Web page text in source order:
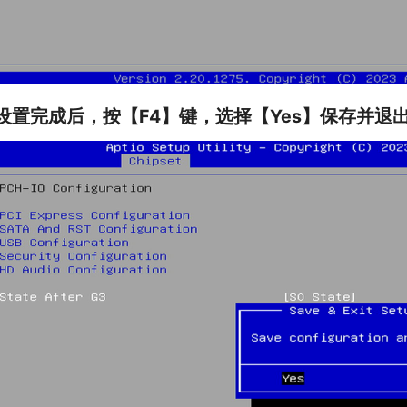
置完成后，按【F4】键，选择【Yes】保存并退